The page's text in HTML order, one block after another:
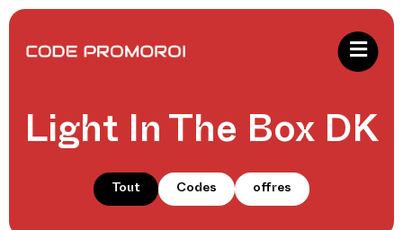
Light In The Box DK
Tout Codes offres